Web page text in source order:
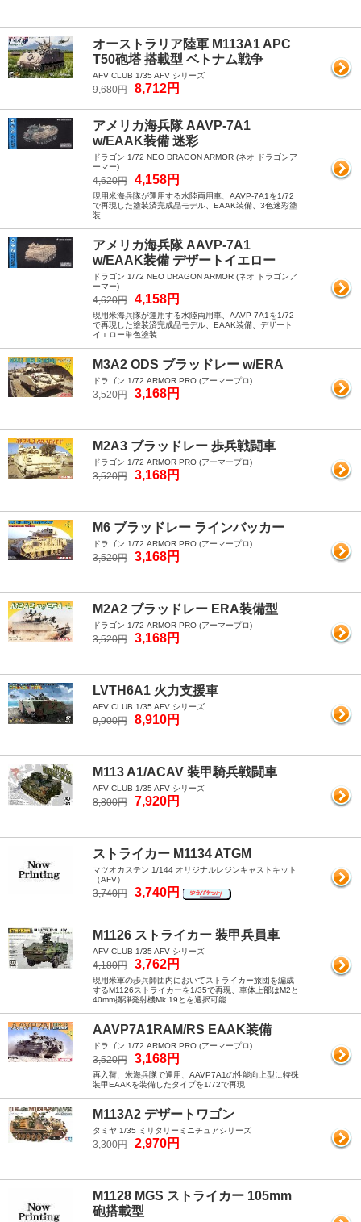
オーストラリア陸軍 M113A1 APC
T50砲塔 搭載型 ベトナム戦争
AFV CLUB 1/35 AFV シリーズ
9,680円 8,712円
アメリカ海兵隊 AAVP-7A1
w/EAAK装備 迷彩
ドラゴン 1/72 NEO DRAGON ARMOR (ネオ ドラゴンア
ーマー)
4,620円 4,158円
現用米海兵隊が運用する水陸両用車、AAVP-7A1を1/72
で再現した塗装済完成品モデル、EAAK装備、3色迷彩塗
装
アメリカ海兵隊 AAVP-7A1
w/EAAK装備 デザートイエロー
ドラゴン 1/72 NEO DRAGON ARMOR (ネオ ドラゴンア
ーマー)
4,620円 4,158円
現用米海兵隊が運用する水陸両用車、AAVP-7A1を1/72
で再現した塗装済完成品モデル、EAAK装備、デザート
イエロー単色塗装
M3A2 ODS ブラッドレー w/ERA
ドラゴン 1/72 ARMOR PRO (アーマープロ)
3,520円 3,168円
M2A3 ブラッドレー 歩兵戦闘車
ドラゴン 1/72 ARMOR PRO (アーマープロ)
3,520円 3,168円
M6 ブラッドレー ラインバッカー
ドラゴン 1/72 ARMOR PRO (アーマープロ)
3,520円 3,168円
M2A2 ブラッドレー ERA装備型
ドラゴン 1/72 ARMOR PRO (アーマープロ)
3,520円 3,168円
LVTH6A1 火力支援車
AFV CLUB 1/35 AFV シリーズ
9,900円 8,910円
M113 A1/ACAV 装甲騎兵戦闘車
AFV CLUB 1/35 AFV シリーズ
8,800円 7,920円
ストライカー M1134 ATGM
マツオカステン 1/144 オリジナルレジンキャストキット
（AFV）
3,740円 3,740円
M1126 ストライカー 装甲兵員車
AFV CLUB 1/35 AFV シリーズ
4,180円 3,762円
現用米軍の歩兵師団内においてストライカー旅団を編成
するM1126ストライカーを1/35で再現、車体上部はM2と
40mm擲弾発射機Mk.19とを選択可能
AAVP7A1RAM/RS EAAK装備
ドラゴン 1/72 ARMOR PRO (アーマープロ)
3,520円 3,168円
再入荷、米海兵隊で運用、AAVP7A1の性能向上型に特殊
装甲EAAKを装備したタイプを1/72で再現
M113A2 デザートワゴン
タミヤ 1/35 ミリタリーミニチュアシリーズ
3,300円 2,970円
M1128 MGS ストライカー 105mm
砲搭載型